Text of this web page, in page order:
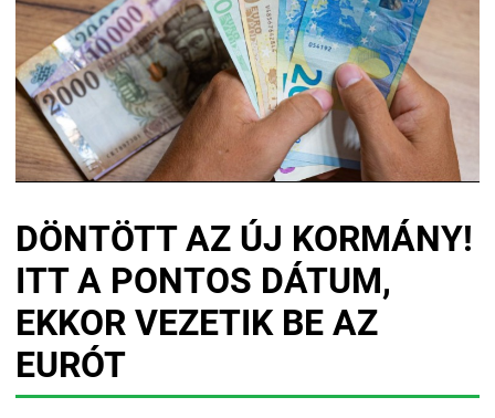
DÖNTÖTT AZ ÚJ KORMÁNY!
ITT A PONTOS DÁTUM,
EKKOR VEZETIK BE AZ
EURÓT